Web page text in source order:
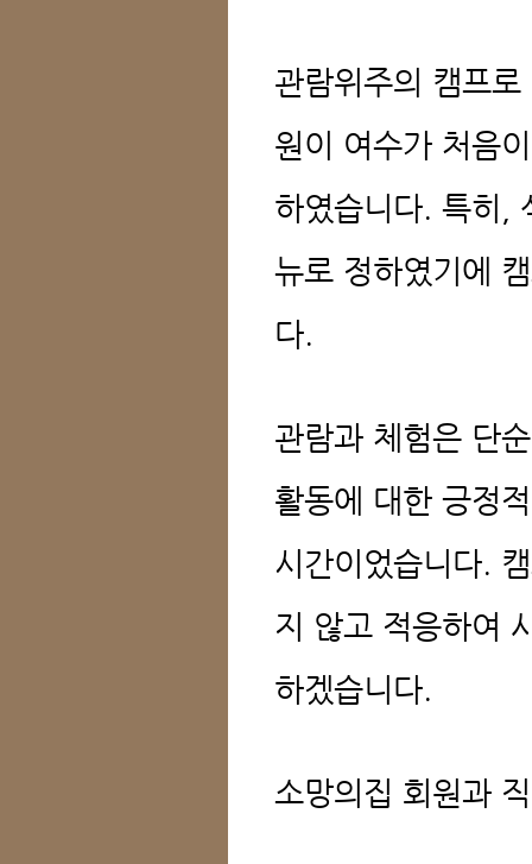
관람위주의 캠프
원이 여수가 처음
하였습니다. 특히,
뉴로 정하였기에
다.
관람과 체험은 단
활동에 대한 긍정
시간이었습니다.
지 않고 적응하여
하겠습니다.
소망의집 회원과